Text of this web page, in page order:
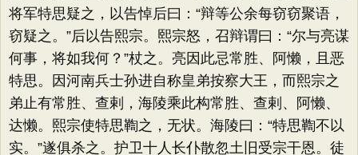
将军特思疑之，以告悼后曰：“辩等公余每窃窃聚语，
窃疑之。”后以告熙宗。熙宗怒，召辩谓曰：“尔与亮谋
何事，将如我何？”杖之。亮因此忌常胜、阿懒，且恶
特思。因河南兵士孙进自称皇弟按察大王，而熙宗之
弟止有常胜、查剌，海陵乘此构常胜、查剌、阿懒、
达懒。熙宗使特思鞫之，无状。海陵曰：“特思鞫不以
实。”遂俱杀之。护卫十人长仆散忽土旧受宗干恩。徒